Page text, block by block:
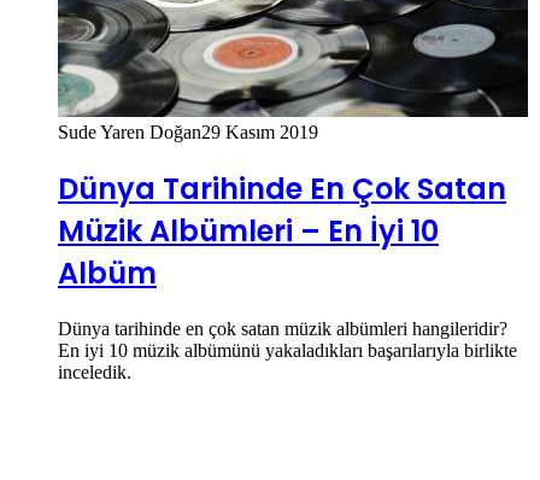
Sude Yaren Doğan29 Kasım 2019
Dünya Tarihinde En Çok Satan
Müzik Albümleri – En İyi 10
Albüm
Dünya tarihinde en çok satan müzik albümleri hangileridir?
En iyi 10 müzik albümünü yakaladıkları başarılarıyla birlikte
inceledik.